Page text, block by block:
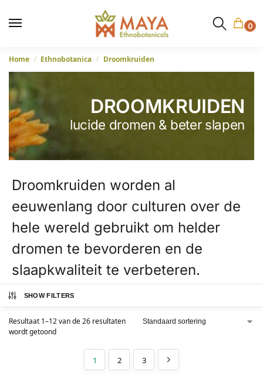
0
Home / Ethnobotanica / Droomkruiden
DROOMKRUIDEN
lucide dromen & beter slapen
Droomkruiden worden al
eeuwenlang door culturen over de
hele wereld gebruikt om helder
dromen te bevorderen en de
slaapkwaliteit te verbeteren.
SHOW FILTERS
Resultaat 1–12 van de 26 resultaten
wordt getoond
1 2 3